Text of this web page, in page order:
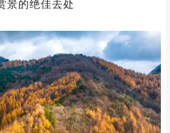
秋日风景
绚烂彩林
///
❶